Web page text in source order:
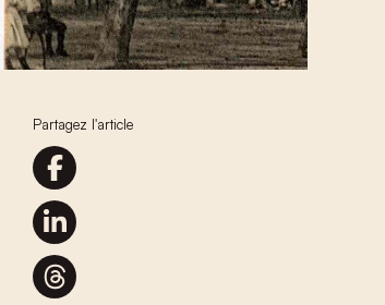
Partagez l'article